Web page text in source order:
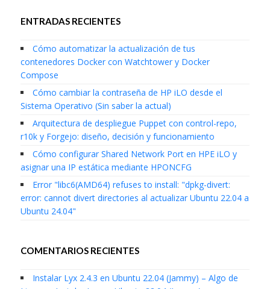
ENTRADAS RECIENTES
Cómo automatizar la actualización de tus
contenedores Docker con Watchtower y Docker
Compose
Cómo cambiar la contraseña de HP iLO desde el
Sistema Operativo (Sin saber la actual)
Arquitectura de despliegue Puppet con control-repo,
r10k y Forgejo: diseño, decisión y funcionamiento
Cómo configurar Shared Network Port en HPE iLO y
asignar una IP estática mediante HPONCFG
Error "libc6(AMD64) refuses to install: "dpkg-divert:
error: cannot divert directories al actualizar Ubuntu 22.04 a
Ubuntu 24.04"
COMENTARIOS RECIENTES
Instalar Lyx 2.4.3 en Ubuntu 22.04 (Jammy) – Algo de